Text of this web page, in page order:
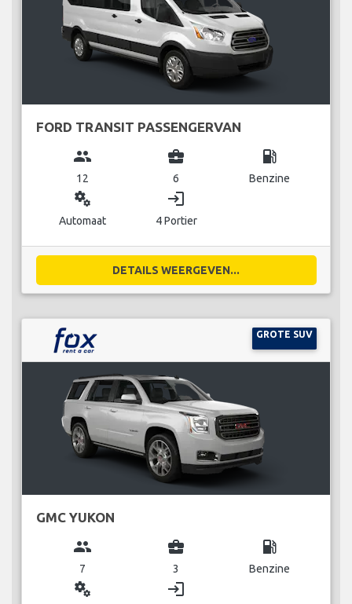
FORD TRANSIT PASSENGERVAN
group
12
business_center
6
local_gas_station
Benzine
miscellaneous_services
Automaat
login
4 Portier
DETAILS WEERGEVEN...
GROTE SUV
GMC YUKON
group
7
business_center
3
local_gas_station
Benzine
miscellaneous_services login